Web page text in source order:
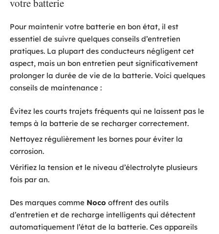
votre batterie
Pour maintenir votre batterie en bon état, il est
essentiel de suivre quelques conseils d’entretien
pratiques. La plupart des conducteurs négligent cet
aspect, mais un bon entretien peut significativement
prolonger la durée de vie de la batterie. Voici quelques
conseils de maintenance :
Évitez les courts trajets fréquents qui ne laissent pas le
temps à la batterie de se recharger correctement.
Nettoyez régulièrement les bornes pour éviter la
corrosion.
Vérifiez la tension et le niveau d’électrolyte plusieurs
fois par an.
Des marques comme Noco offrent des outils
d’entretien et de recharge intelligents qui détectent
automatiquement l’état de la batterie. Ces appareils